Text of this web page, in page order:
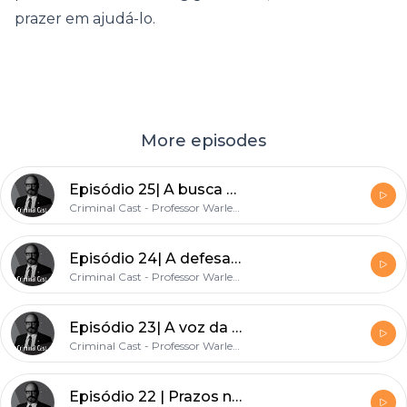
prazer em ajudá-lo.
More episodes
Episódio 25| A busca da verdade real ainda existe no processo penal?
Criminal Cast - Professor Warlem Freire
Episódio 24| A defesa não atua nas investigações! Mito!
Criminal Cast - Professor Warlem Freire
Episódio 23| A voz da vítima no Processo Penal!
Criminal Cast - Professor Warlem Freire
Episódio 22 | Prazos no Processo Penal